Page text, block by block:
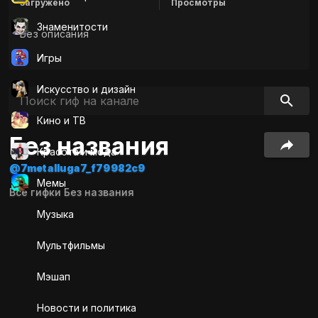
Знаменитости
Игры
Искусcтво и дизайн
Кино и ТВ
Красота и мода
Мемы
Музыка
Мультфильмы
Мэшап
Новости и политика
Загружено Просмотры
Без описания
Без названия
@7metalluga7_f79982c9
Все гифки Без названия